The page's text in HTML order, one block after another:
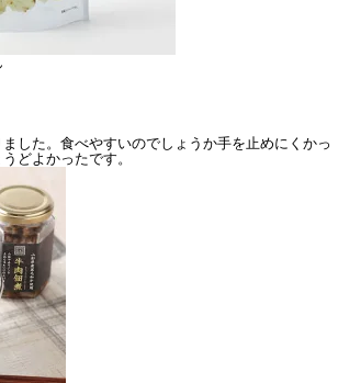
した。食べやすいのでしょうか手を止めにくかっ
どよかったです。